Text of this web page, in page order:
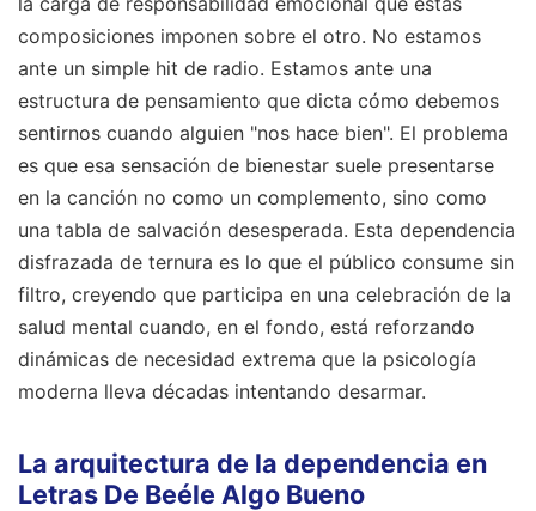
composiciones imponen sobre el otro. No estamos
ante un simple hit de radio. Estamos ante una
estructura de pensamiento que dicta cómo debemos
sentirnos cuando alguien "nos hace bien". El problema
es que esa sensación de bienestar suele presentarse
en la canción no como un complemento, sino como
una tabla de salvación desesperada. Esta dependencia
disfrazada de ternura es lo que el público consume sin
filtro, creyendo que participa en una celebración de la
salud mental cuando, en el fondo, está reforzando
dinámicas de necesidad extrema que la psicología
moderna lleva décadas intentando desarmar.
La arquitectura de la dependencia en
Letras De Beéle Algo Bueno